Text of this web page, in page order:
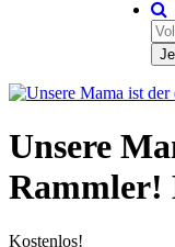
Unsere
Rammler!
Kostenlos!